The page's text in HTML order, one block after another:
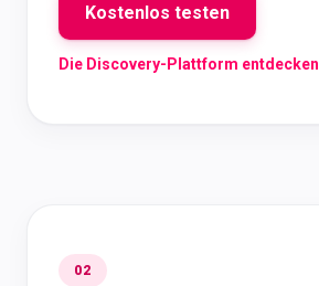
Kostenlos testen
Die Discovery-Plattform entdecken
02